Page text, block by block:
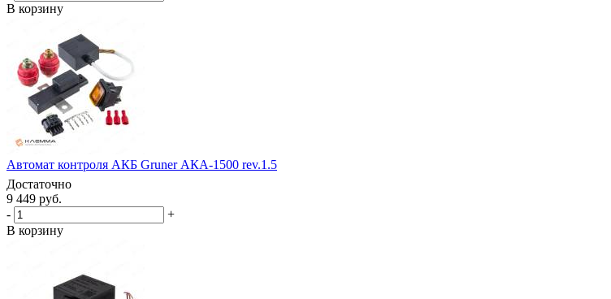
В корзину
Автомат контроля АКБ Gruner АКА-1500 rev.1.5
Достаточно
9 449 руб.
-
+
В корзину